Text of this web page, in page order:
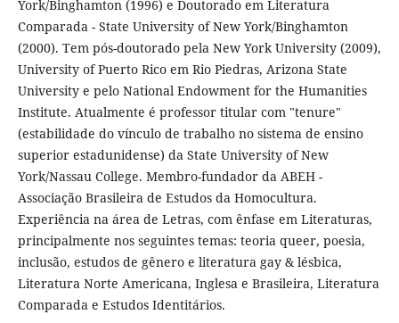
York/Binghamton (1996) e Doutorado em Literatura
Comparada - State University of New York/Binghamton
(2000). Tem pós-doutorado pela New York University (2009),
University of Puerto Rico em Rio Piedras, Arizona State
University e pelo National Endowment for the Humanities
Institute. Atualmente é professor titular com "tenure"
(estabilidade do vínculo de trabalho no sistema de ensino
superior estadunidense) da State University of New
York/Nassau College. Membro-fundador da ABEH -
Associação Brasileira de Estudos da Homocultura.
Experiência na área de Letras, com ênfase em Literaturas,
principalmente nos seguintes temas: teoria queer, poesia,
inclusão, estudos de gênero e literatura gay & lésbica,
Literatura Norte Americana, Inglesa e Brasileira, Literatura
Comparada e Estudos Identitários.